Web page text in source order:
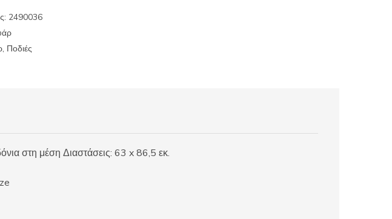
2490036
, Ποδιές
στη μέση Διαστάσεις: 63 x 86,5 εκ.